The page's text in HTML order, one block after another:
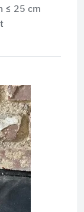
≤ 25 cm